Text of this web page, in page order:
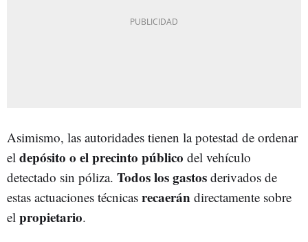
Asimismo, las autoridades tienen la potestad de ordenar
el depósito o el precinto público del vehículo
detectado sin póliza. Todos los gastos derivados de
estas actuaciones técnicas recaerán directamente sobre
el propietario.